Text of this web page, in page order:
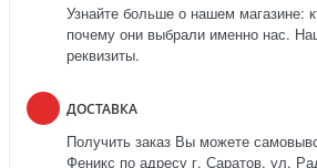
Узнайте больше о нашем магазине:
почему они выбрали именно нас.
реквизиты.
ДОСТАВКА
Получить заказ Вы можете
Феникс по адресу г. Саратов, ул.